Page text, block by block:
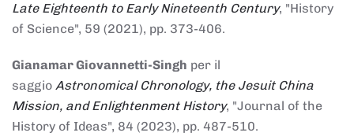
Late Eighteenth to Early Nineteenth Century, "History
of Science", 59 (2021), pp. 373-406.
Gianamar Giovannetti-Singh per il
saggio Astronomical Chronology, the Jesuit China
Mission, and Enlightenment History, "Journal of the
History of Ideas", 84 (2023), pp. 487-510.